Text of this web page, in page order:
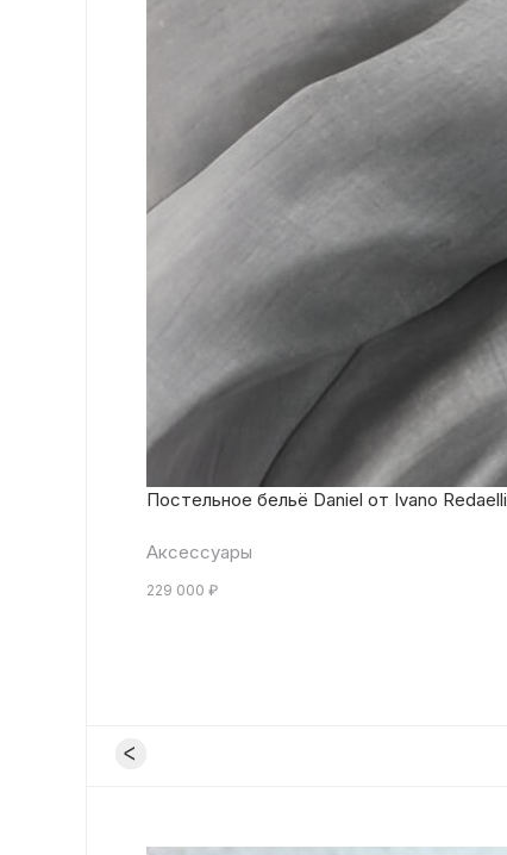
Постельное бельё Daniel от Ivano Redaelli
Аксессуары
229 000 ₽